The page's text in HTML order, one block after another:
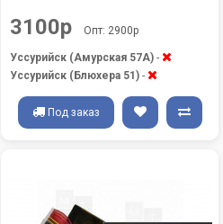
3100р Опт: 2900р
Уссурийск (Амурская 57А) -
Уссурийск (Блюхера 51) -
Под заказ